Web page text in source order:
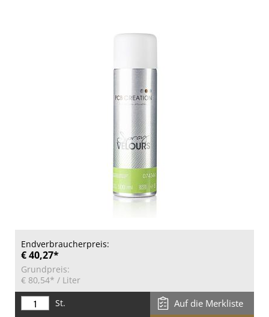
Endverbraucherpreis:
€ 40,27*
Grundpreis:
€ 80,54* / Liter
St.
Auf die Merkliste